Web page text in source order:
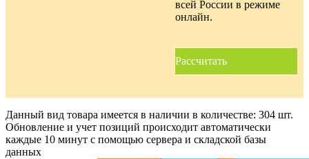
всей России в режиме
онлайн.
Рассчитать
Данный вид товара имеется в наличии в количестве: 304 шт.
Обновление и учет позиций происходит автоматически
каждые 10 минут с помощью сервера и складской базы
данных